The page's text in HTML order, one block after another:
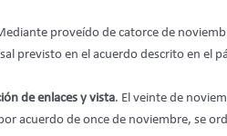
proveído de catorce de
previsto en el acuerdo descrito en el
de enlaces y vista. El veinte de
acuerdo de once de noviembre, se